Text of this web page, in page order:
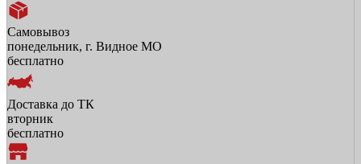
Самовывоз
понедельник, г. Видное МО
бесплатно
Доставка до ТК
вторник
бесплатно